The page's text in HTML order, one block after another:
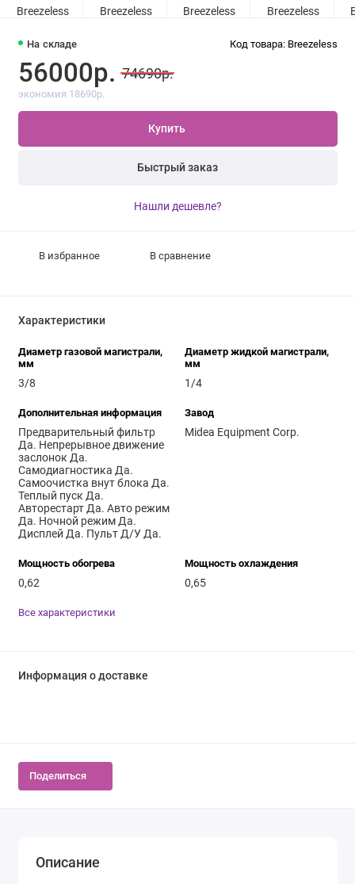
На складе Код товара: Breezeless
56000р. 74690р.
экономия 18690р.
Купить
Быстрый заказ
Нашли дешевле?
В избранное В сравнение
Характеристики
Диаметр газовой магистрали,
мм
3/8
Диаметр жидкой магистрали,
мм
1/4
Дополнительная информация
Предварительный фильтр
Да. Непрерывное движение
заслонок Да.
Самодиагностика Да.
Самоочистка внут блока Да.
Теплый пуск Да.
Авторестарт Да. Авто режим
Да. Ночной режим Да.
Дисплей Да. Пульт Д/У Да.
Завод
Midea Equipment Corp.
Мощность обогрева
0,62
Мощность охлаждения
0,65
Все характеристики
Информация о доставке
Поделиться
Описание